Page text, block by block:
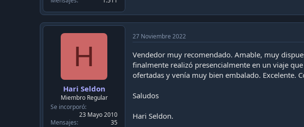
H
Hari Seldon
Miembro Regular
Se incorporó
23 Mayo 2010
Mensajes
35
27 Noviembre 2022
Vendedor muy recomendado. Amable, muy
finalmente realizó presencialmente en un viaje
ofertadas y venía muy bien embalado. Excelente.
Saludos
Hari Seldon.